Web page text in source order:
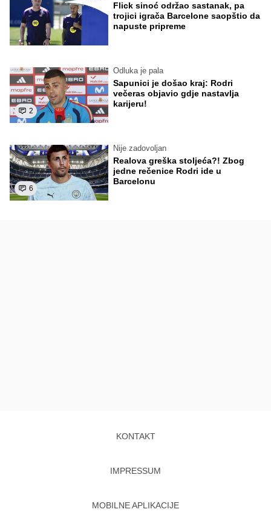
Flick sinoć održao sastanak, pa
trojici igrača Barcelone saopštio da
napuste pripreme
2
Odluka je pala
Sapunici je došao kraj: Rodri
večeras objavio gdje nastavlja
karijeru!
6
Nije zadovoljan
Realova greška stoljeća?! Zbog
jedne rečenice Rodri ide u
Barcelonu
KONTAKT
IMPRESSUM
MOBILNE APLIKACIJE